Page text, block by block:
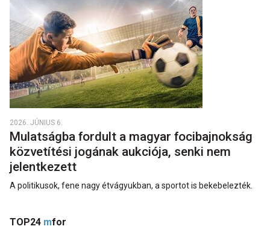
2026. JÚNIUS 6.
Mulatságba fordult a magyar focibajnokság
közvetítési jogának aukciója, senki nem
jelentkezett
A politikusok, fene nagy étvágyukban, a sportot is bekebelezték.
TOP24 mfor